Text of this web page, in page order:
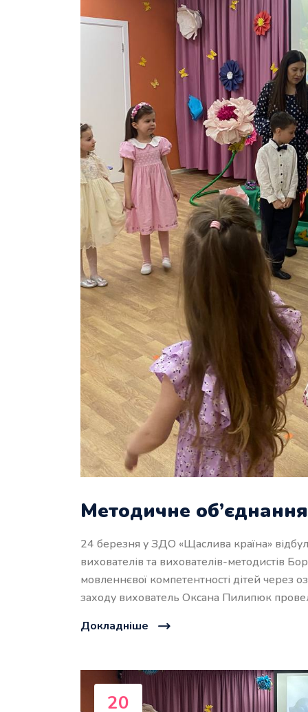
Методичне об’єднання
24 березня у ЗДО «Щаслива країна»
вихователів та вихователів-методистів
мовленнєвої компетентності дітей
заходу вихователь Оксана Пилипюк
Докладніше
20